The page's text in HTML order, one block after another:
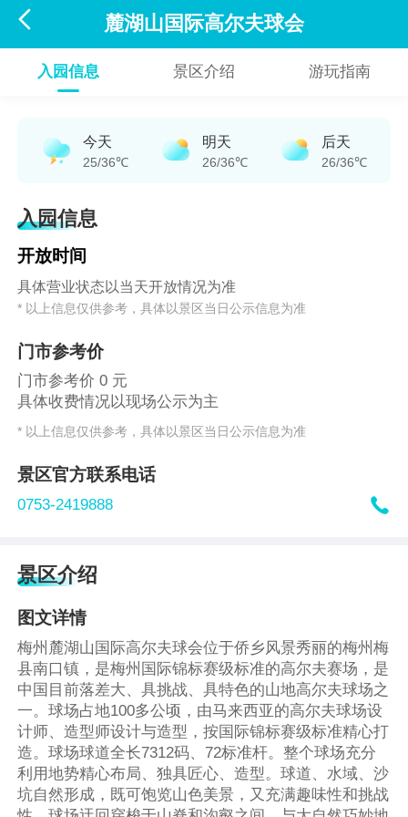
 麓湖山国际高尔夫球会
入园信息 景区介绍 游玩指南
今天
25/36℃
明天
26/36℃
后天
26/36℃
入园信息
开放时间
具体营业状态以当天开放情况为准
* 以上信息仅供参考，具体以景区当日公示信息为准
门市参考价
门市参考价 0 元
具体收费情况以现场公示为主
* 以上信息仅供参考，具体以景区当日公示信息为准
景区官方联系电话
0753-2419888 
景区介绍
图文详情
梅州麓湖山国际高尔夫球会位于侨乡风景秀丽的梅州梅
县南口镇，是梅州国际锦标赛级标准的高尔夫赛场，是
中国目前落差大、具挑战、具特色的山地高尔夫球场之
一。球场占地100多公顷，由马来西亚的高尔夫球场设
计师、造型师设计与造型，按国际锦标赛级标准精心打
造。球场球道全长7312码、72标准杆。整个球场充分
利用地势精心布局、独具匠心、造型。球道、水域、沙
坑自然形成，既可饱览山色美景，又充满趣味性和挑战